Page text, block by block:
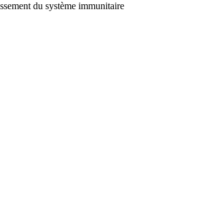
du système immunitaire